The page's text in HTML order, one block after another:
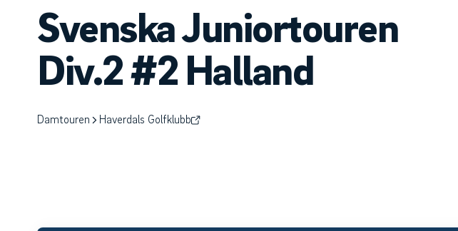
Svenska Juniortouren
Div.2 #2 Halland
Damtouren Haverdals Golfklubb